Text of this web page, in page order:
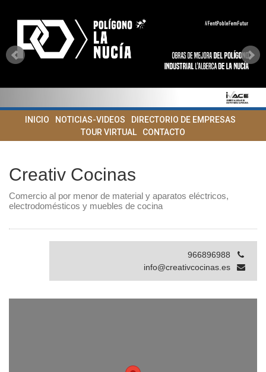
INICIO NOTICIAS-VIDEOS
DIRECTORIO DE EMPRESAS
TOUR VIRTUAL
CONTACTO
Creativ Cocinas
Comercio al por menor de material y aparatos eléctricos,
electrodomésticos y muebles de cocina
966896988
info@creativcocinas.es